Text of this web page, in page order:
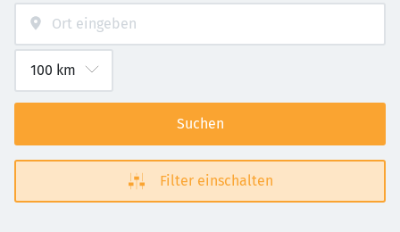
Suchen
Filter einschalten